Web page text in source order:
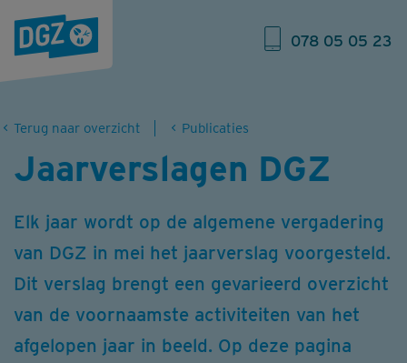
078 05 05 23
Terug naar overzicht Publicaties
Jaarverslagen DGZ
Elk jaar wordt op de algemene vergadering
van DGZ in mei het jaarverslag voorgesteld.
Dit verslag brengt een gevarieerd overzicht
van de voornaamste activiteiten van het
afgelopen jaar in beeld. Op deze pagina